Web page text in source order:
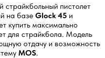
страйкбольный пистолет
на базе Glock 45 и
купить максимально
для страйкбола. Модель
отдачу и возможность
MOS.